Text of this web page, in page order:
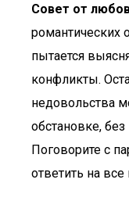
Совет от
романтических
пытается
конфликты.
недовольства
обстановке,
Поговорите с
ответить на